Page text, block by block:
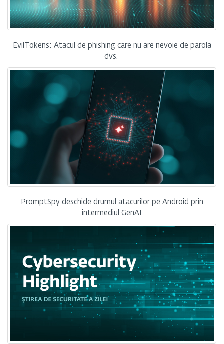
EvilTokens: Atacul de phishing care nu are nevoie de parola
dvs.
PromptSpy deschide drumul atacurilor pe Android prin
intermediul GenAI